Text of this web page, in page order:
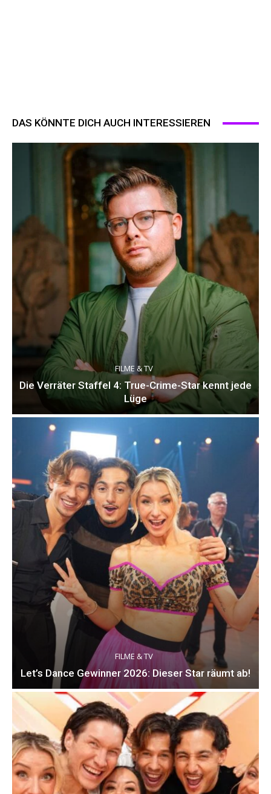
DAS KÖNNTE DICH AUCH INTERESSIEREN
FILME & TV
Die Verräter Staffel 4: True-Crime-Star kennt jede
Lüge
FILME & TV
Let’s Dance Gewinner 2026: Dieser Star räumt ab!